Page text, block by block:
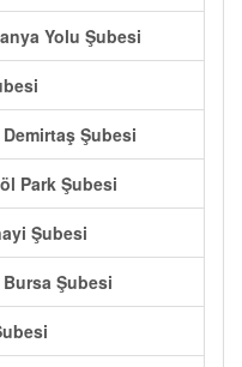
Yolu Şubesi
Şubesi
Park Şubesi
Şubesi
Şubesi